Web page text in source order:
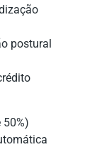
postural
50%)